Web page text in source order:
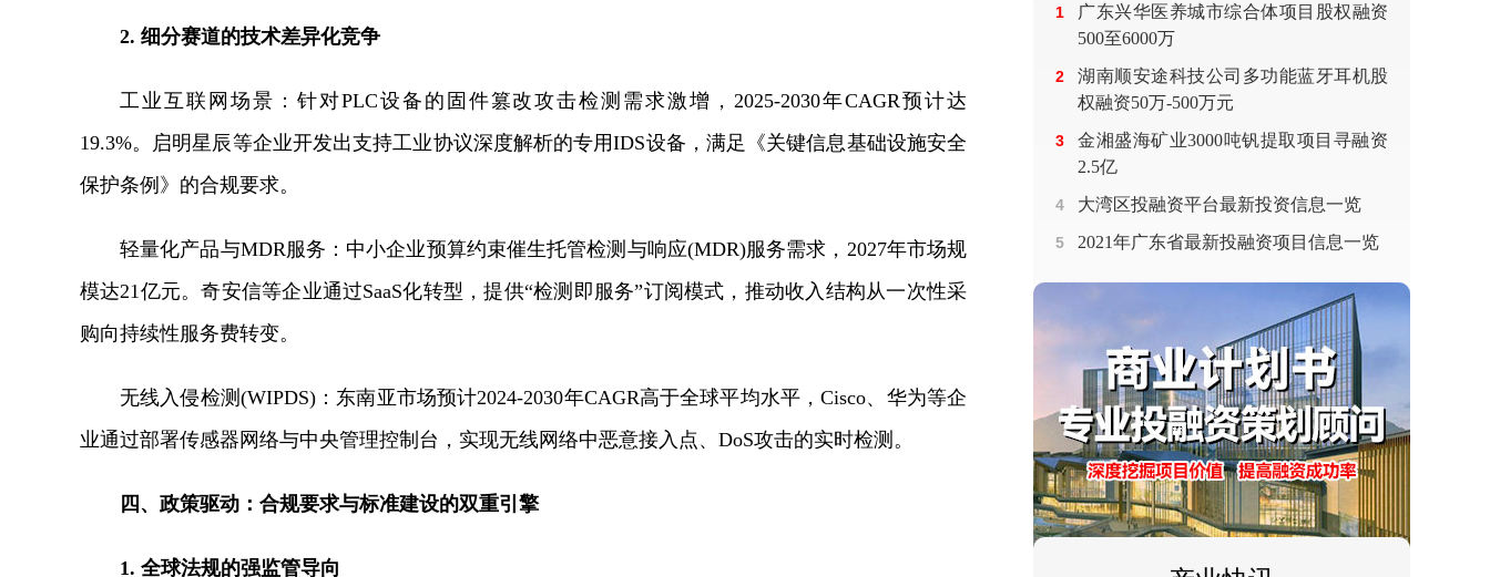
2. 细分赛道的技术差异化竞争
工业互联网场景：针对PLC设备的固件篡改攻击检测需求激增，2025-2030年CAGR预计达
19.3%。启明星辰等企业开发出支持工业协议深度解析的专用IDS设备，满足《关键信息基础设施安全
保护条例》的合规要求。
轻量化产品与MDR服务：中小企业预算约束催生托管检测与响应(MDR)服务需求，2027年市场规
模达21亿元。奇安信等企业通过SaaS化转型，提供“检测即服务”订阅模式，推动收入结构从一次性采
购向持续性服务费转变。
无线入侵检测(WIPDS)：东南亚市场预计2024-2030年CAGR高于全球平均水平，Cisco、华为等企
业通过部署传感器网络与中央管理控制台，实现无线网络中恶意接入点、DoS攻击的实时检测。
四、政策驱动：合规要求与标准建设的双重引擎
1. 全球法规的强监管导向
1
广东兴华医养城市综合体项目股权融资
500至6000万
2
湖南顺安途科技公司多功能蓝牙耳机股
权融资50万-500万元
3
金湘盛海矿业3000吨钒提取项目寻融资
2.5亿
4 大湾区投融资平台最新投资信息一览
5 2021年广东省最新投融资项目信息一览